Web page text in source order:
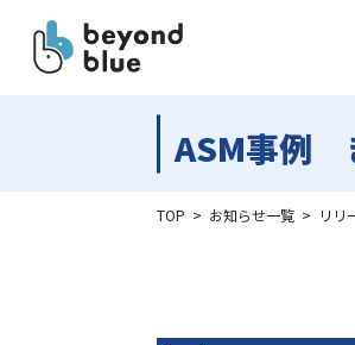
ASM事例
TOP > お知らせ一覧 > リリ